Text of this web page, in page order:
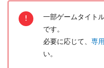
一部ゲームタイト
です。
必要に応じて、 専
い。